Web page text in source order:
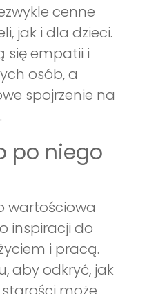
cenne
jak i dla dzieci.
się empatii i
osób, a
spojrzenie na
po niego
wartościowa
inspiracji do
i pracą.
aby odkryć, jak